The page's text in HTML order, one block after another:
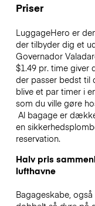
Priser
LuggageHero er
der tilbyder dig et
Governador
$1.49 pr. time giver
der passer bedst til
blive et par timer i
som du ville gøre
Al bagage er
en
reservation.
Halv pris
lufthavne
Bagageskabe,